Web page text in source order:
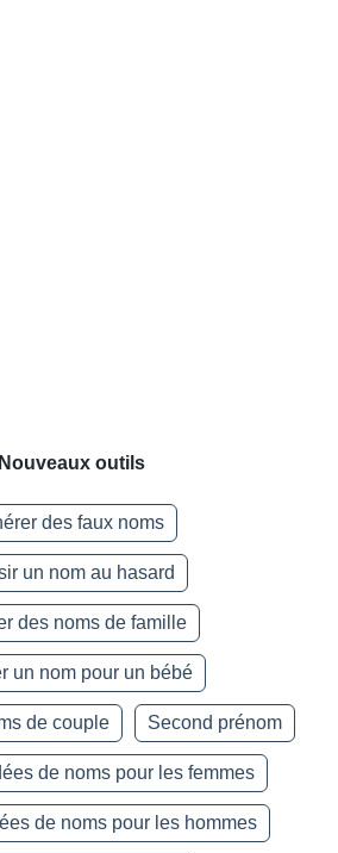
Nouveaux outils
des faux noms
un nom au hasard
des noms de famille
un nom pour un bébé
de couple Second prénom
de noms pour les femmes
de noms pour les hommes